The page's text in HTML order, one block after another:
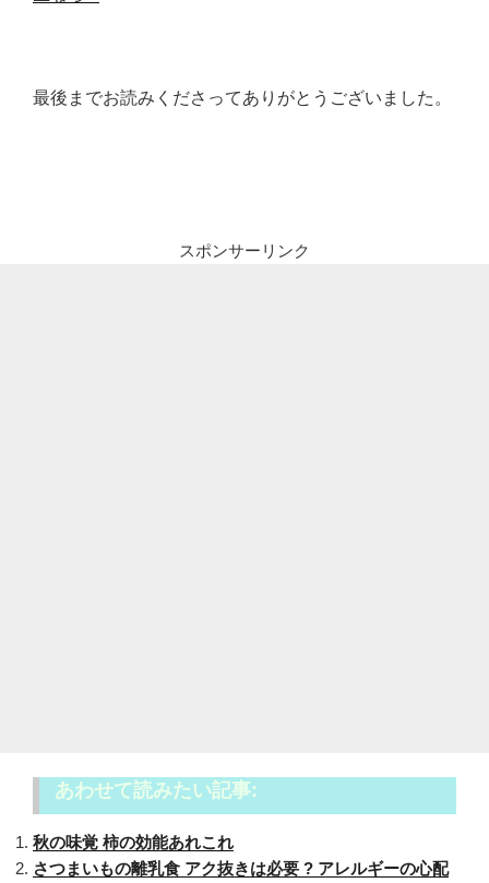
最後までお読みくださってありがとうございました。
スポンサーリンク
あわせて読みたい記事:
秋の味覚 柿の効能あれこれ
さつまいもの離乳食 アク抜きは必要 ? アレルギーの心配